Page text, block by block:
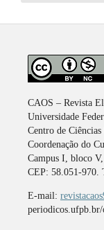
CAOS – Revista
Universidade
Centro de
Coordenação do
Campus I, bloco
CEP: 58.051-970.
E-mail: